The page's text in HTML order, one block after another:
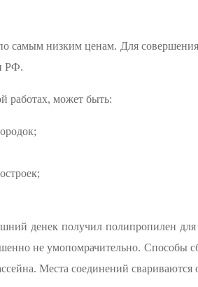
низким ценам. Для совершения
РФ.
работах, может быть:
денек получил полипропилен
не умопомрачительно. Способы
Места соединений